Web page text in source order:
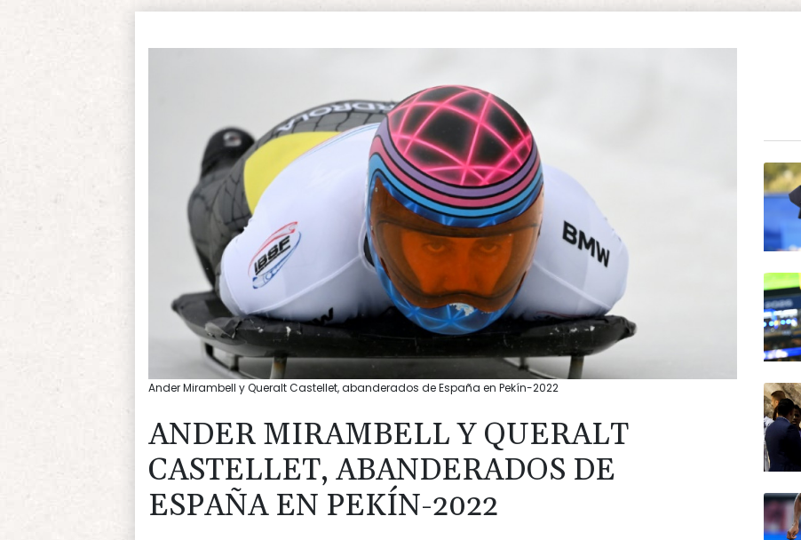
Ander Mirambell y Queralt Castellet, abanderados de España en Pekín-2022
ANDER MIRAMBELL Y QUERALT
CASTELLET, ABANDERADOS DE
ESPAÑA EN PEKÍN-2022